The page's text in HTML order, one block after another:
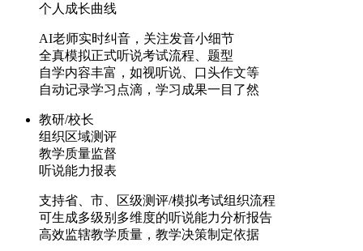
个人成长曲线
AI老师实时纠音，关注发音小细节
全真模拟正式听说考试流程、题型
自学内容丰富，如视听说、口头作文等
自动记录学习点滴，学习成果一目了然
教研/校长
组织区域测评
教学质量监督
听说能力报表
支持省、市、区级测评/模拟考试组织流程
可生成多级别多维度的听说能力分析报告
高效监辖教学质量，教学决策制定依据